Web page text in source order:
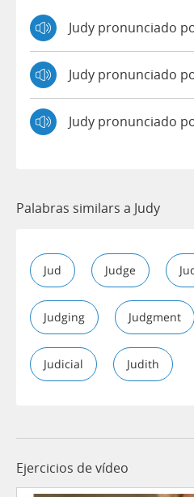
Judy pronunciado
Judy pronunciado
Judy pronunciado
Palabras similars a Judy
Jud Judge
Judging Judgment
Judicial Judith
Ejercicios de vídeo